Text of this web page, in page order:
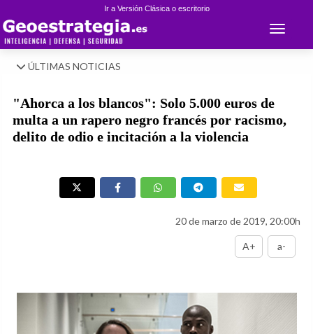
Ir a Versión Clásica o escritorio
Toggle
ÚLTIMAS NOTICIAS
"Ahorca a los blancos": Solo 5.000 euros de
multa a un rapero negro francés por racismo,
delito de odio e incitación a la violencia
20 de marzo de 2019, 20:00h
A+ a-